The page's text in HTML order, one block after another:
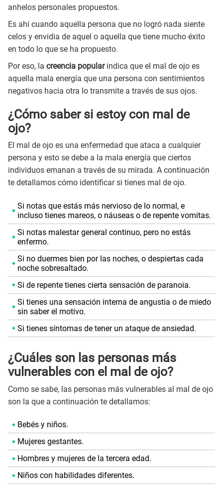
anhelos personales propuestos.
Es ahí cuando aquella persona que no logró nada siente
celos y envidia de aquel o aquella que tiene mucho éxito
en todo lo que se ha propuesto.
Por eso, la creencia popularindica que el mal de ojo es
aquella mala energía que una persona con sentimientos
negativos hacia otra lo transmite a través de sus ojos.
¿Cómo saber si estoy con mal de
ojo?
El mal de ojo es una enfermedad que ataca a cualquier
persona y esto se debe a la mala energía que ciertos
individuos emanan a través de su mirada. A continuación
te detallamos cómo identificar si tienes mal de ojo.
Si notas que estás más nervioso de lo normal, e
incluso tienes mareos, o náuseas o de repente vomitas.
Si notas malestar general continuo, pero no estás
enfermo.
Si no duermes bien por las noches, o despiertas cada
noche sobresaltado.
Si de repente tienes cierta sensación de paranoia.
Si tienes una sensación interna de angustia o de miedo
sin saber el motivo.
Si tienes síntomas de tener un ataque de ansiedad.
¿Cuáles son las personas más
vulnerables con el mal de ojo?
Como se sabe, las personas más vulnerables al mal de ojo
son la que a continuación te detallamos:
Bebés y niños.
Mujeres gestantes.
Hombres y mujeres de la tercera edad.
Niños con habilidades diferentes.